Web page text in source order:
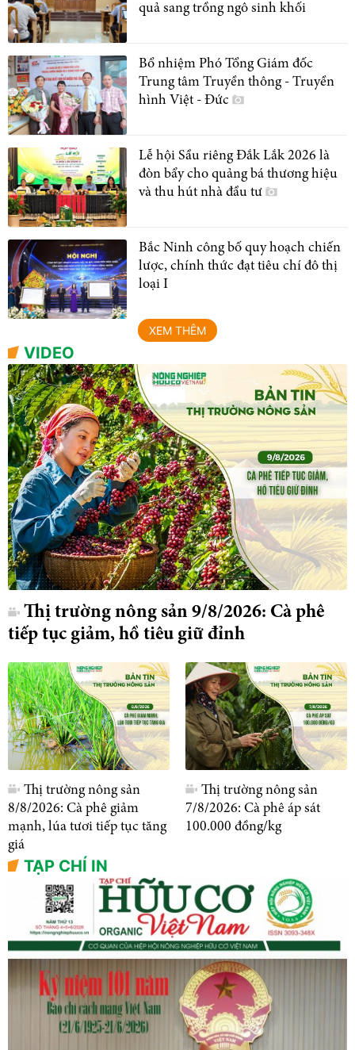
quả sang trồng ngô sinh khối
Bổ nhiệm Phó Tổng Giám đốc
Trung tâm Truyền thông - Truyền
hình Việt - Đức
Lễ hội Sầu riêng Đắk Lắk 2026 là
đòn bẩy cho quảng bá thương hiệu
và thu hút nhà đầu tư
Bắc Ninh công bố quy hoạch chiến
lược, chính thức đạt tiêu chí đô thị
loại I
XEM THÊM
VIDEO
Thị trường nông sản 9/8/2026: Cà phê
tiếp tục giảm, hồ tiêu giữ đỉnh
Thị trường nông sản
8/8/2026: Cà phê giảm
mạnh, lúa tươi tiếp tục tăng
giá
Thị trường nông sản
7/8/2026: Cà phê áp sát
100.000 đồng/kg
TẠP CHÍ IN